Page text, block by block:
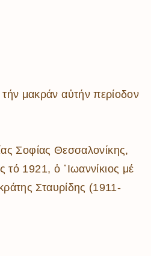
μακράν αὐτήν περίοδον
Σοφίας Θεσσαλονίκης,
τό 1921, ὁ ᾿Ιωαννίκιος μέ
Σταυρίδης (1911-